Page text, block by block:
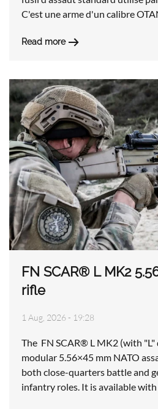
C'est une arme d'un calibre
Read more
FN SCAR® L MK2
rifle
1 Aug, 2026 - 19:28
The ​ FN SCAR® L MK2 (with
modular 5.56×45 mm NATO
both close-quarters battle and
infantry roles. It is available